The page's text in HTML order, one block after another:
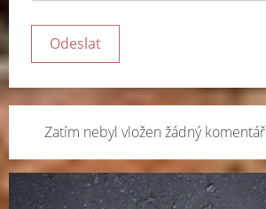
Zatím nebyl vložen žádný komentář